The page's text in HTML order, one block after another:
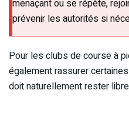
menaçant ou se répète,
prévenir les autorités si
Pour les clubs de course à
également rassurer
doit naturellement rester